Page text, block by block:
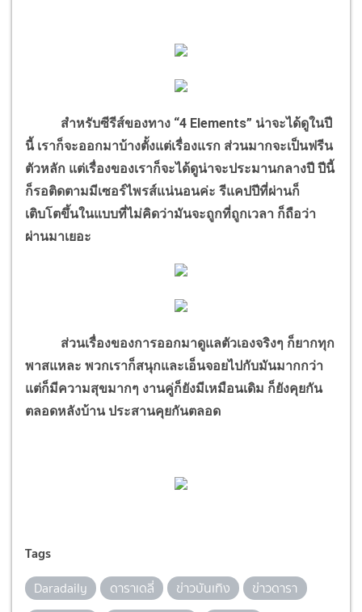
สำหรับซีรีส์ของทาง “4 Elements” น่าจะได้ดูในปี
นี้ เราก็จะออกมาบ้างตั้งแต่เรื่องแรก ส่วนมากจะเป็นฟรีน
ตัวหลัก แต่เรื่องของเราก็จะได้ดูน่าจะประมานกลางปี ปีนี้
ก็รอติดตามมีเซอร์ไพรส์แน่นอนค่ะ รีแคปปีที่ผ่านก็
เติบโตขึ้นในแบบที่ไม่คิดว่ามันจะถูกที่ถูกเวลา ก็ถือว่า
ผ่านมาเยอะ
ส่วนเรื่องของการออกมาดูแลตัวเองจริงๆ ก็ยากทุก
พาสแหละ พวกเราก็สนุกและเอ็นจอยไปกับมันมากกว่า
แต่ก็มีความสุขมากๆ งานคู่ก็ยังมีเหมือนเดิม ก็ยังคุยกัน
ตลอดหลังบ้าน ประสานคุยกันตลอด
Tags
Daradaily ดาราเดลี่ ข่าวบันเทิง ข่าวดารา